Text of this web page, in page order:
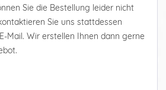
Sie die Bestellung leider nicht
Sie uns stattdessen
Mail. Wir erstellen Ihnen dann gerne